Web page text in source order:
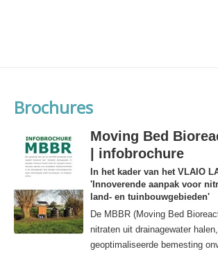
Brochures
Moving Bed
| infobrochure
In het kader van het VLAIO
'Innoverende aanpak voor
land- en tuinbouwgebieden'
De MBBR (Moving Bed
nitraten uit drainagewater
geoptimaliseerde bemesting